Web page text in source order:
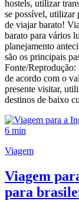
hostels, utilizar
se possível, utilizar
de viajar barato!
barato para vários
planejamento
são os principais
Fonte/
de acordo com o
presente visitar,
destinos de baixo
6 min
Viagem
Viagem
para